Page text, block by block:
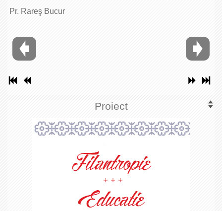
Pr. Rareş Bucur
Proiect